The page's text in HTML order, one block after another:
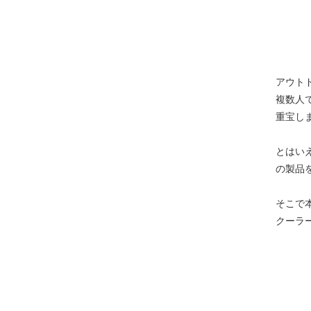
アウト
複数人
重宝し
とはい
の製品
そこで
クーラ